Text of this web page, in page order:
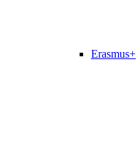
Erasmus+